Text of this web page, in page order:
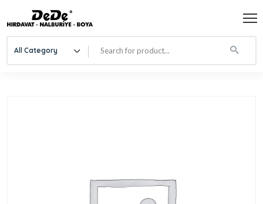
All Category